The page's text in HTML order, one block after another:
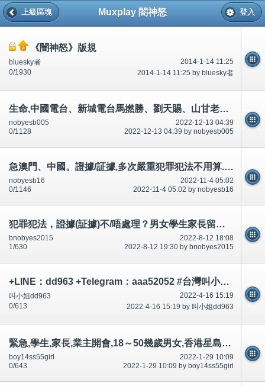
Muxplay 闇神怒
上級區塊 登入
《闇神怒》版規
2014-1-14 11:25
bluesky者
2014-1-14 11:25 by bluesky者
0/1930
生命,中國電台、新城電台馬撚勝、劉天賜、山甘老人、曾繁光等等,預先/預知有人死？串通?承認,說話前後不一
2022-12-13 04:39
nobyesb005
2022-12-13 04:39 by nobyesb005
0/1128
急澳門、中國。證據/証據,多次嚴重犯罪犯法不用算.../唔駛計。市民犯罪犯法,需要坐牢坐監、無法醫治！公開
2022-11-4 05:02
nobyesb16
2022-11-4 05:02 by nobyesb16
0/1146
犯罪犯法，證據(証據)不/唔處理？男女學生家長留意？知情權？市民不可犯法/唔可以犯法！短片相片
2022-8-12 18:08
bnobyes2015
2022-8-12 19:30 by bnobyes2015
1/630
+LINE：dd963 +Telegram：aaa52052 #台灣叫小姐 #台中叫小姐 #台北叫小姐 #高雄叫小姐 #新竹叫小姐 #台南叫小姐 #彰化叫小
2022-4-16 15:19
叫小姐dd963
2022-4-16 15:19 by 叫小姐dd963
0/613
緊急,學生,家長,業主開會,18～50幾歲男女,香港星島日報,明報,大公報,頭條日報承認什麼?討論區有提及～相片公開
2022-1-29 10:09
boy14ss55girl
2022-1-29 10:09 by boy14ss55girl
0/643